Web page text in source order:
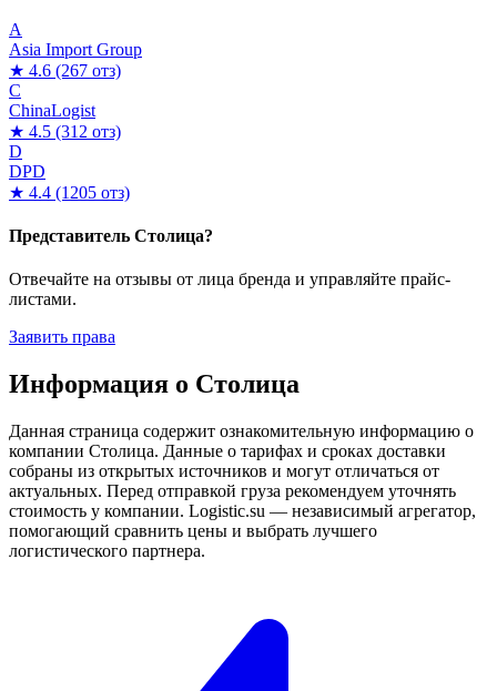
A
Asia Import Group
★ 4.6 (267 отз)
C
ChinaLogist
★ 4.5 (312 отз)
D
DPD
★ 4.4 (1205 отз)
Представитель Столица?
Отвечайте на отзывы от лица бренда и управляйте прайс-
листами.
Заявить права
Информация о Столица
Данная страница содержит ознакомительную информацию о
компании Столица. Данные о тарифах и сроках доставки
собраны из открытых источников и могут отличаться от
актуальных. Перед отправкой груза рекомендуем уточнять
стоимость у компании. Logistic.su — независимый агрегатор,
помогающий сравнить цены и выбрать лучшего
логистического партнера.